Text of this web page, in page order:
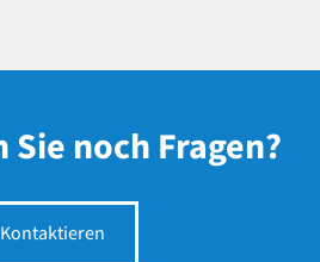
Sie noch Fragen?
Kontaktieren